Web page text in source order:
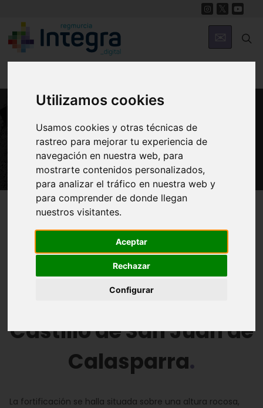
Utilizamos cookies
Usamos cookies y otras técnicas de
rastreo para mejorar tu experiencia de
navegación en nuestra web, para
mostrarte contenidos personalizados,
para analizar el tráfico en nuestra web y
para comprender de donde llegan
nuestros visitantes.
Aceptar
Rechazar
Configurar
PATRIMONIO
Castillo de San Juan de Calasparra
Región de Murcia Digital Patrimonio Militar
Introducción Arquitectura Historia
Castillo de San Juan de
Calasparra
La fortificación se halla situada sobre una altura rocosa,